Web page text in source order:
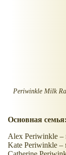
Periwinkle Milk
Основная семья:
Alex Periwinkle –
Kate Periwinkle –